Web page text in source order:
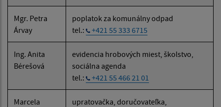
Mgr. Petra
Árvay
poplatok za komunálny odpad
tel.:
+421 55 333 6715
Ing. Anita
Bérešová
evidencia hrobových miest, školstvo,
sociálna agenda
tel.:
+421 55 466 21 01
Marcela
upratovačka, doručovateľka,